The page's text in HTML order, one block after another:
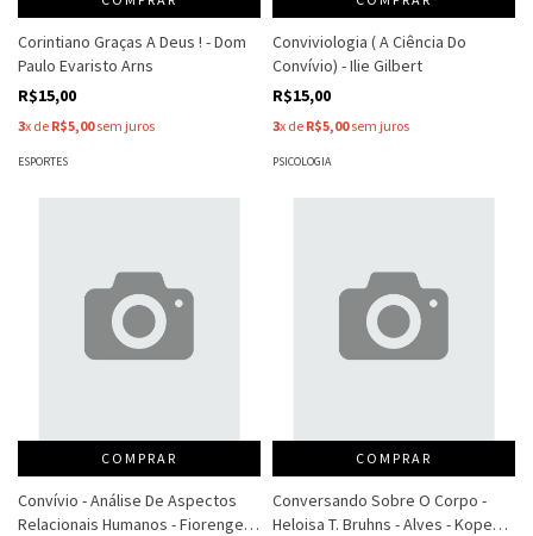
Corintiano Graças A Deus ! - Dom
Paulo Evaristo Arns
R$15,00
3x de R$5,00sem juros
ESPORTES
Conviviologia ( A Ciência Do
Convívio) - Ilie Gilbert
R$15,00
3x de R$5,00sem juros
PSICOLOGIA
COMPRAR
Convívio - Análise De Aspectos
Relacionais Humanos - Fiorengela
COMPRAR
Conversando Sobre O Corpo -
Heloisa T. Bruhns - Alves - Kopes -